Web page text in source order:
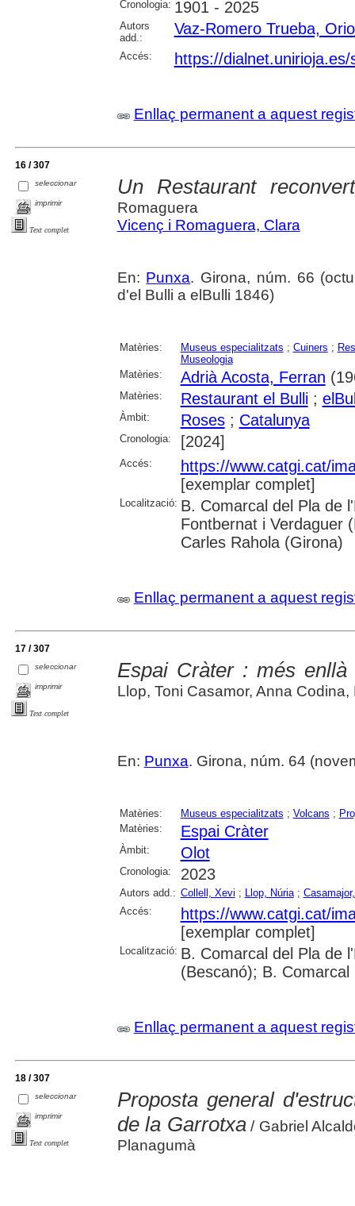
Cronologia: 1901 - 2025
Autors
add.:
Vaz-Romero Trueba,
Accés: https://
Enllaç permanent a aquest
16 / 307
seleccionar
imprimir
Text complet
Un Restaurant
Romaguera
Vicenç i Romaguera, Clara
En: Punxa. Girona, núm. 66
d'el Bulli a elBulli 1846)
Matèries: Museus especialitzats ; Cuiners ;
Museologia
Matèries:
Adrià Acosta, Ferran
Matèries: Restaurant el Bulli;
Àmbit: Roses; Catalunya
Cronologia: [2024]
Accés:
https://www.catgi.cat/
[exemplar complet]
Localització: B. Comarcal del Pla de
Fontbernat i Verdaguer
Carles Rahola (Girona)
Enllaç permanent a aquest
17 / 307
seleccionar
imprimir
Text complet
Espai Cràter : més enllà
Llop, Toni Casamor, Anna Codina,
En: Punxa. Girona, núm. 64
Matèries: Museus especialitzats ; Volcans ;
Matèries:
Espai Cràter
Àmbit: Olot
Cronologia: 2023
Autors add.: Collell, Xevi ; Llop, Núria;
Accés:
https://www.catgi.cat/
[exemplar complet]
Localització: B. Comarcal del Pla de
(Bescanó); B.
Enllaç permanent a aquest
18 / 307
seleccionar
imprimir
Text complet
Proposta general
de la Garrotxa/ Gabriel
Planagumà